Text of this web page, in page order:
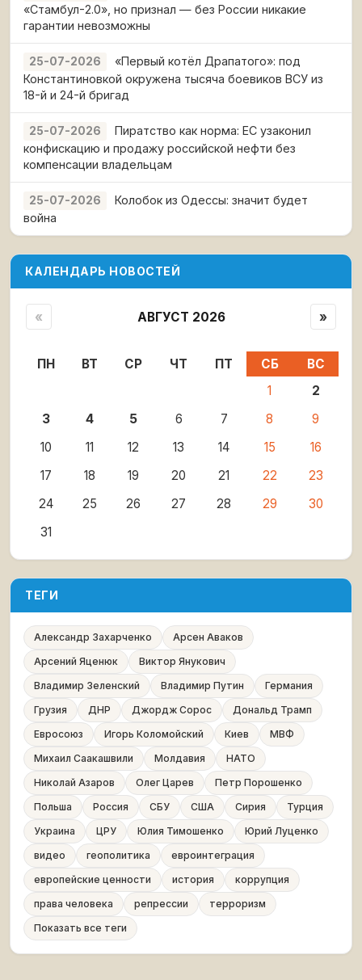
«Стамбул-2.0», но признал — без России никакие
гарантии невозможны
25-07-2026
«Первый котёл Драпатого»: под
Константиновкой окружена тысяча боевиков ВСУ из
18-й и 24-й бригад
25-07-2026
Пиратство как норма: ЕС узаконил
конфискацию и продажу российской нефти без
компенсации владельцам
25-07-2026
Колобок из Одессы: значит будет
война
КАЛЕНДАРЬ НОВОСТЕЙ
« АВГУСТ 2026 »
ПН ВТ СР ЧТ ПТ СБ
ВС
1
2
3
4 5 6 7 8
9
10
11 12 13 14 15
16
17
18 19 20 21 22
23
24
25 26 27 28 29
30
31
ТЕГИ
Александр Захарченко
Арсен Аваков
Арсений Яценюк
Виктор Янукович
Владимир Зеленский
Владимир Путин
Германия
Грузия
ДНР Джордж Сорос
Дональд Трамп
Евросоюз
Игорь Коломойский Киев
МВФ
Михаил Саакашвили
Молдавия
НАТО
Николай Азаров
Олег Царев
Петр Порошенко
Польша
Россия СБУ США Сирия
Турция
Украина
ЦРУ Юлия Тимошенко
Юрий Луценко
видео
геополитика
евроинтеграция
европейские ценности
история
коррупция
права человека
репрессии
терроризм
Показать все теги